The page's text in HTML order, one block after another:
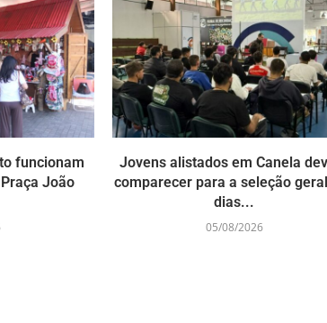
funcionam
João
Jovens alistados em Canela
comparecer para a seleção
dias...
05/08/2026